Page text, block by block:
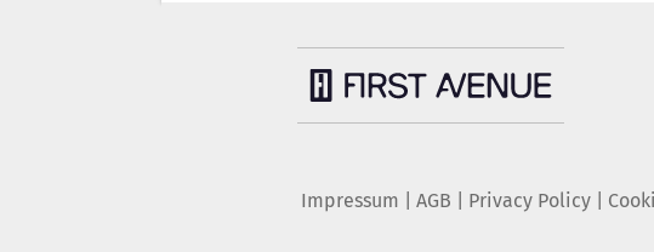
Impressum AGB Privacy Policy|